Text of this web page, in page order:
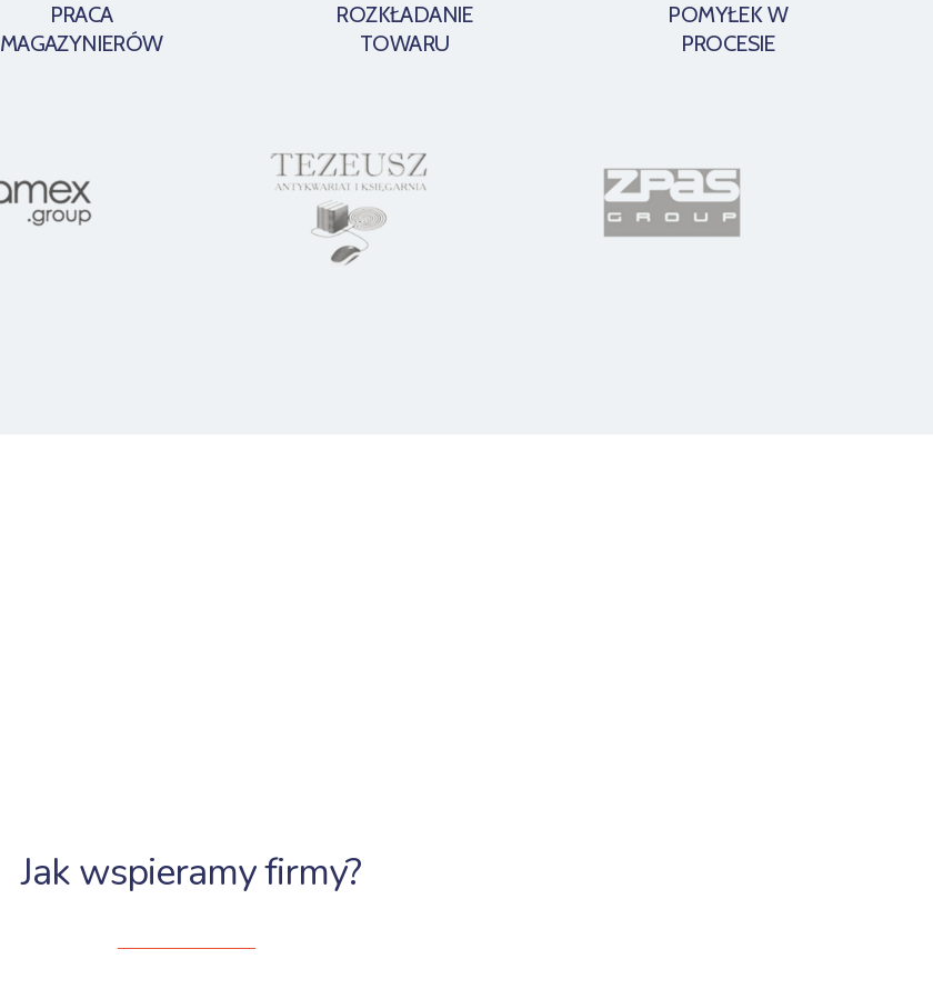
PRACA
MAGAZYNIERÓW
ROZKŁADANIE
TOWARU
POMYŁEK W
PROCESIE
Jak wspieramy firmy?